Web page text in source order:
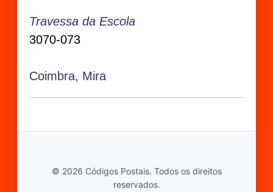
Travessa da Escola
3070-073
Coimbra, Mira
© 2026 Códigos Postais. Todos os direitos
reservados.